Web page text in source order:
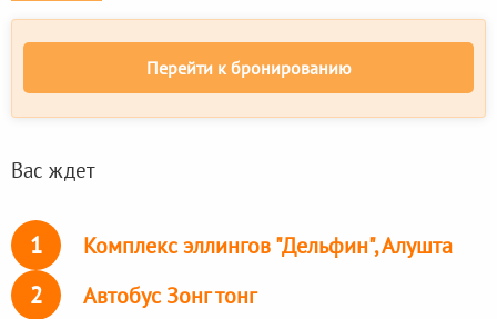
Перейти к бронированию
Вас ждет
1 Комплекс эллингов "Дельфин", Алушта
2 Автобус Зонг тонг